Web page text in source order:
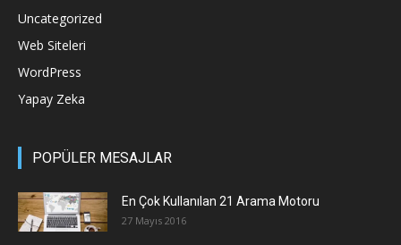
Uncategorized
Web Siteleri
WordPress
Yapay Zeka
POPÜLER MESAJLAR
En Çok Kullanılan 21 Arama Motoru
27 Mayıs 2016